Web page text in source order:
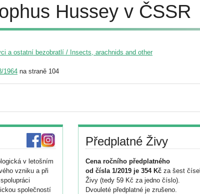
Hussey v ČSSR
a ostatní bezobratlí / Insects, arachnids and other
1964 na straně 104
v letošním
vzniku a při
společností
Předplatné Živy
Cena ročního předplatného
od čísla 1/2019 je 354 Kč za šest čísel
Živy (tedy 59 Kč za jedno číslo).
Dvouleté předplatné je zrušeno.